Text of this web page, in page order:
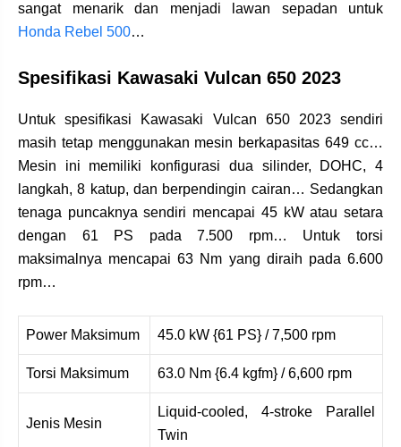
sangat menarik dan menjadi lawan sepadan untuk
Honda Rebel 500…
Spesifikasi Kawasaki Vulcan 650 2023
Untuk spesifikasi Kawasaki Vulcan 650 2023 sendiri
masih tetap menggunakan mesin berkapasitas 649 cc…
Mesin ini memiliki konfigurasi dua silinder, DOHC, 4
langkah, 8 katup, dan berpendingin cairan… Sedangkan
tenaga puncaknya sendiri mencapai 45 kW atau setara
dengan 61 PS pada 7.500 rpm… Untuk torsi
maksimalnya mencapai 63 Nm yang diraih pada 6.600
rpm…
Power Maksimum 45.0 kW {61 PS} / 7,500 rpm
Torsi Maksimum 63.0 Nm {6.4 kgfm} / 6,600 rpm
Jenis Mesin
Liquid-cooled, 4-stroke Parallel
Twin